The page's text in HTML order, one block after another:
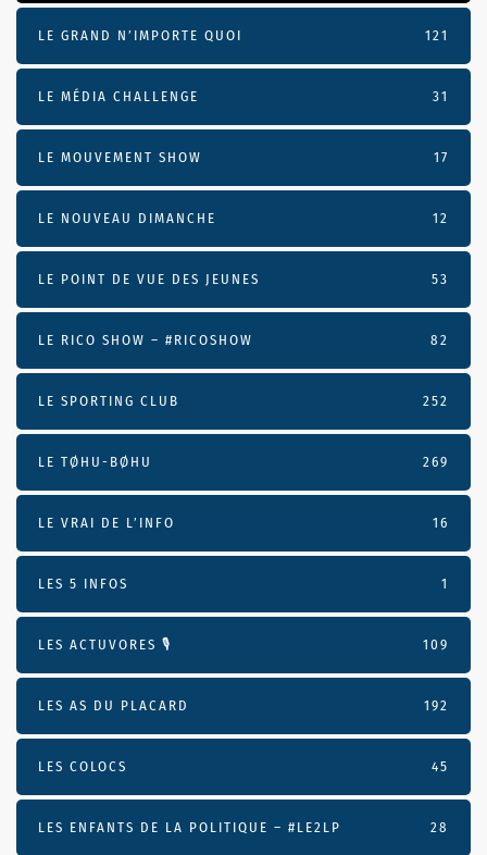
LE GRAND N’IMPORTE QUOI 121
LE MÉDIA CHALLENGE 31
LE MOUVEMENT SHOW 17
LE NOUVEAU DIMANCHE 12
LE POINT DE VUE DES JEUNES 53
LE RICO SHOW – #RICOSHOW 82
LE SPORTING CLUB 252
LE TØHU-BØHU 269
LE VRAI DE L’INFO 16
LES 5 INFOS 1
LES ACTUVORES 🎙 109
LES AS DU PLACARD 192
LES COLOCS 45
LES ENFANTS DE LA POLITIQUE – #LE2LP 28